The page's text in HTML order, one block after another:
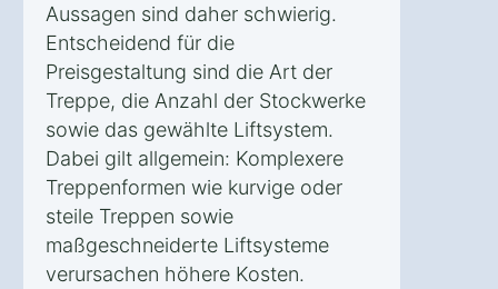
Aussagen sind daher schwierig.
Entscheidend für die
Preisgestaltung sind die Art der
Treppe, die Anzahl der Stockwerke
sowie das gewählte Liftsystem.
Dabei gilt allgemein: Komplexere
Treppenformen wie kurvige oder
steile Treppen sowie
maßgeschneiderte Liftsysteme
verursachen höhere Kosten.